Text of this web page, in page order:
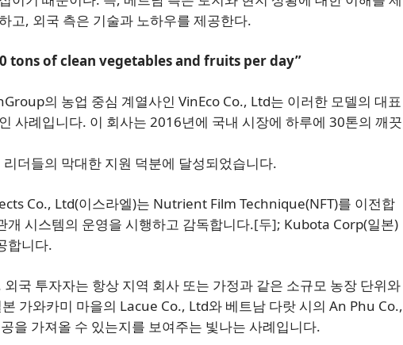
고, 외국 측은 기술과 노하우를 제공한다.
tons of clean vegetables and fruits per day”
의 농업 중심 계열사인 VinEco Co., Ltd는 이러한 모델의 대표
사례입니다. 이 회사는 2016년에 국내 시장에 하루에 30톤의 깨끗
더들의 막대한 지원 덕분에 달성되었습니다.
Co., Ltd(이스라엘)는 Nutrient Film Technique(NFT)를 이전합
시스템의 운영을 시행하고 감독합니다.[두]; Kubota Corp(일본)
합니다.
국 투자자는 항상 지역 회사 또는 가정과 같은 소규모 농장 단위와
가와카미 마을의 Lacue Co., Ltd와 베트남 다랏 시의 An Phu Co.,
을 가져올 수 있는지를 보여주는 빛나는 사례입니다.